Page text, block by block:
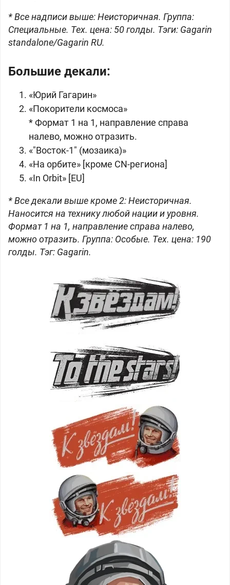
* Все надписи выше: Неисторичная. Группа:
Специальные. Тех. цена: 50 голды. Тэги: Gagarin
standalone/Gagarin RU.
Большие декали:
«Юрий Гагарин»
«Покорители космоса»
* Формат 1 на 1, направление справа
налево, можно отразить.
«"Восток-1" (мозаика)»
«На орбите» [кроме CN-региона]
«In Orbit» [EU]
* Все декали выше кроме 2: Неисторичная.
Наносится на технику любой нации и уровня.
Формат 1 на 1, направление справа налево,
можно отразить. Группа: Особые. Тех. цена: 190
голды. Тэг: Gagarin.